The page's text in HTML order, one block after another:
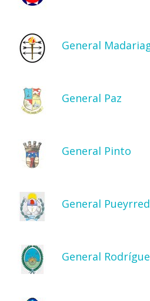
General
General Paz
General Pinto
General
General